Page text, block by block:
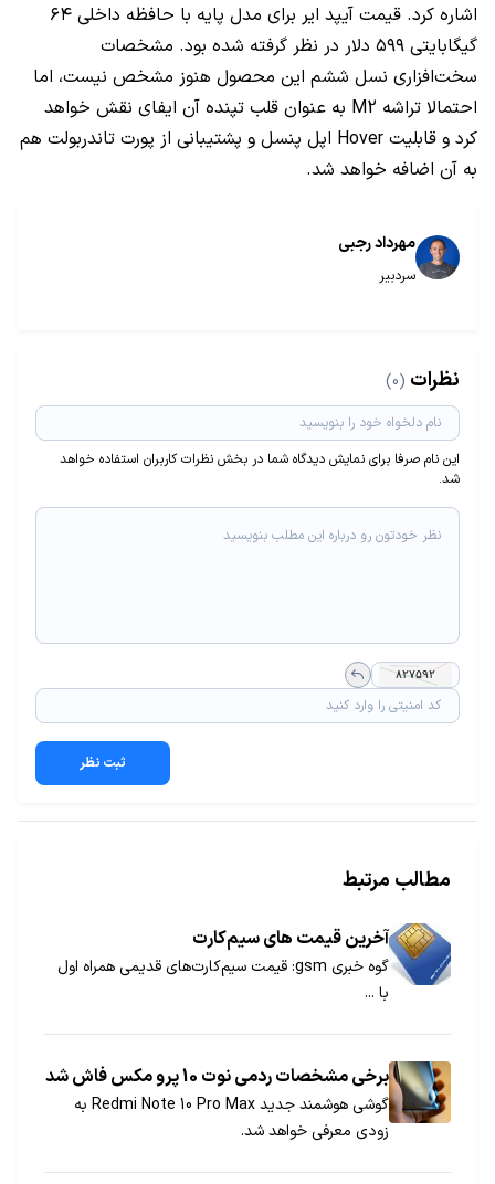
اشاره کرد. قیمت آیپد ایر برای مدل پایه با حافظه داخلی ۶۴
گیگابایتی ۵۹۹ دلار در نظر گرفته شده بود. مشخصات
سخت‌افزاری نسل ششم این محصول هنوز مشخص نیست، اما
احتمالا تراشه M2 به عنوان قلب تپنده آن ایفای نقش خواهد
کرد و قابلیت Hover اپل پنسل و پشتیبانی از پورت تاندربولت هم
به آن اضافه خواهد شد.
مهرداد رجبی
سردبیر
نظرات (0)
این نام صرفا برای نمایش دیدگاه شما در بخش نظرات کاربران استفاده خواهد
شد.
ثبت نظر
مطالب مرتبط
آخرین قیمت های سیم‌کارت
گوه خبری gsm: قیمت سیم‌کارت‌های قدیمی همراه اول
با ...
برخی مشخصات ردمی نوت 10 پرو مکس فاش شد
گوشی هوشمند جدید Redmi Note 10 Pro Max به
زودی معرفی خواهد شد.